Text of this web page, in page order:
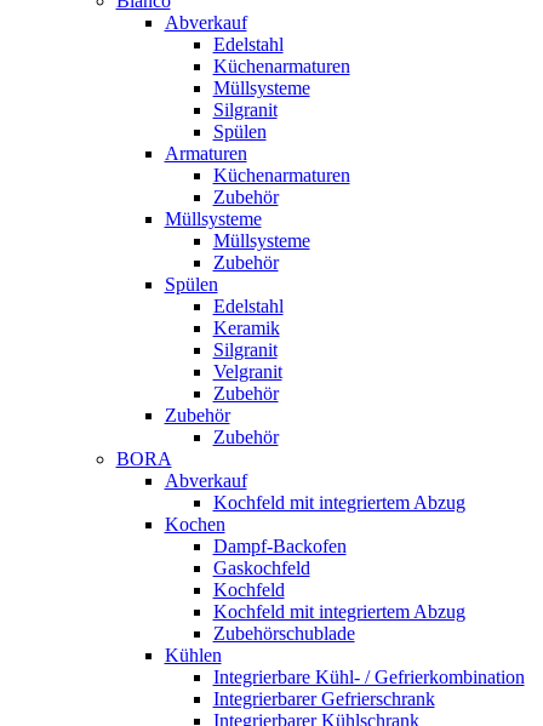
Abverkauf
Edelstahl
Küchenarmaturen
Müllsysteme
Silgranit
Spülen
Armaturen
Küchenarmaturen
Zubehör
Müllsysteme
Müllsysteme
Zubehör
Spülen
Edelstahl
Keramik
Silgranit
Velgranit
Zubehör
Zubehör
Zubehör
BORA
Abverkauf
Kochfeld mit integriertem Abzug
Kochen
Dampf-Backofen
Gaskochfeld
Kochfeld
Kochfeld mit integriertem Abzug
Zubehörschublade
Kühlen
Integrierbare Kühl- / Gefrierkombination
Integrierbarer Gefrierschrank
Integrierbarer Kühlschrank